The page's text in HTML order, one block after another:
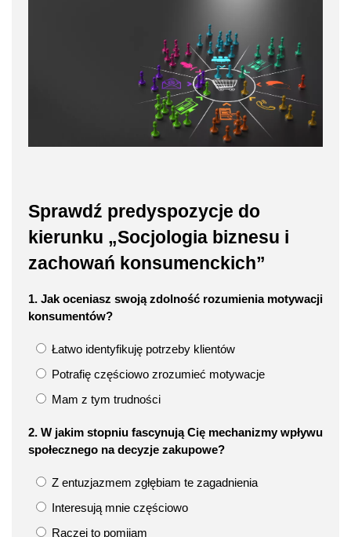
Sprawdź predyspozycje do
kierunku „Socjologia biznesu i
zachowań konsumenckich”
1. Jak oceniasz swoją zdolność rozumienia motywacji
konsumentów?
Łatwo identyfikuję potrzeby klientów
Potrafię częściowo zrozumieć motywacje
Mam z tym trudności
2. W jakim stopniu fascynują Cię mechanizmy wpływu
społecznego na decyzje zakupowe?
Z entuzjazmem zgłębiam te zagadnienia
Interesują mnie częściowo
Raczej to pomijam